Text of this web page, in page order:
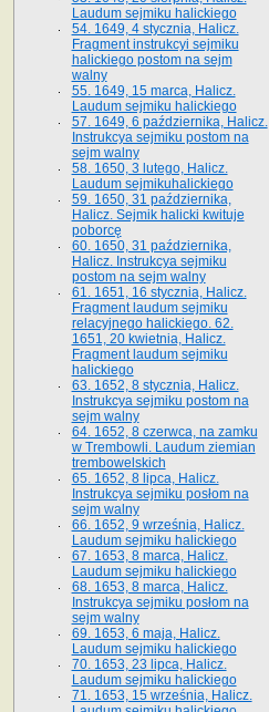
Laudum sejmiku halickiego
54. 1649, 4 stycznia, Halicz.
Fragment instrukcyi sejmiku
halickiego postom na sejm
walny
55. 1649, 15 marca, Halicz.
Laudum sejmiku halickiego
57. 1649, 6 października, Halicz.
Instrukcya sejmiku postom na
sejm walny
58. 1650, 3 lutego, Halicz.
Laudum sejmikuhalickiego
59. 1650, 31 października,
Halicz. Sejmik halicki kwituje
poborcę
60. 1650, 31 października,
Halicz. Instrukcya sejmiku
postom na sejm walny
61. 1651, 16 stycznia, Halicz.
Fragment laudum sejmiku
relacyjnego halickiego. 62.
1651, 20 kwietnia, Halicz.
Fragment laudum sejmiku
halickiego
63. 1652, 8 stycznia, Halicz.
Instrukcya sejmiku postom na
sejm walny
64. 1652, 8 czerwca, na zamku
w Trembowli. Laudum ziemian
trembowelskich
65. 1652, 8 lipca, Halicz.
Instrukcya sejmiku posłom na
sejm walny
66. 1652, 9 września, Halicz.
Laudum sejmiku halickiego
67. 1653, 8 marca, Halicz.
Laudum sejmiku halickiego
68. 1653, 8 marca, Halicz.
Instrukcya sejmiku posłom na
sejm walny
69. 1653, 6 maja, Halicz.
Laudum sejmiku halickiego
70. 1653, 23 lipca, Halicz.
Laudum sejmiku halickiego
71. 1653, 15 września, Halicz.